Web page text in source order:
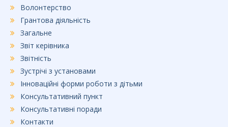
Волонтерство
Грантова діяльність
Загальне
Звіт керівника
Звітність
Зустрічі з установами
Інноваційні форми роботи з дітьми
Консультативний пункт
Консультативні поради
Контакти